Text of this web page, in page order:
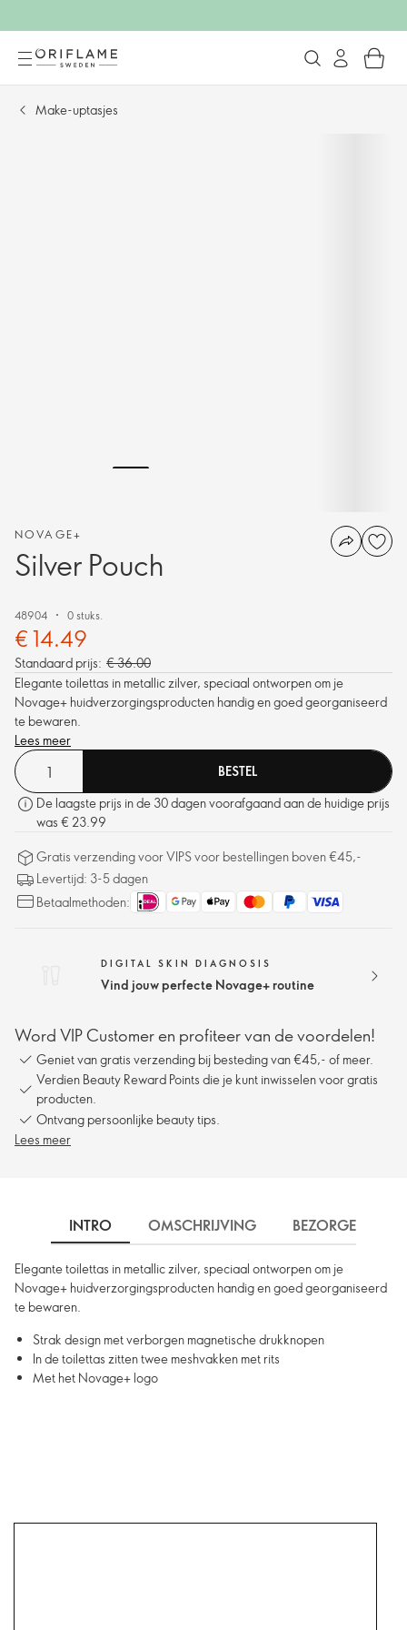
Make-uptasjes​
NOVAGE+
Silver Pouch
48904 0 stuks.
€ 14.49
Standaard prijs: € 36.00
Elegante toilettas in metallic zilver, speciaal ontworpen om je
Novage+ huidverzorgingsproducten handig en goed georganiseerd
te bewaren.
Lees meer
BESTEL
De laagste prijs in de 30 dagen voorafgaand aan de huidige prijs
was € 23.99
Gratis verzending voor VIPS voor bestellingen boven €45,-
Levertijd: 3-5 dagen
Betaalmethoden:
DIGITAL SKIN DIAGNOSIS
Vind jouw perfecte Novage+ routine
Word VIP Customer en profiteer van de voordelen!
Geniet van gratis verzending bij besteding van €45,- of meer.
Verdien Beauty Reward Points die je kunt inwisselen voor gratis
producten.
Ontvang persoonlijke beauty tips.
Lees meer
INTRO OMSCHRIJVING BEZORGEN
Elegante toilettas in metallic zilver, speciaal ontworpen om je
Novage+ huidverzorgingsproducten handig en goed georganiseerd
te bewaren.
Strak design met verborgen magnetische drukknopen
In de toilettas zitten twee meshvakken met rits
Met het Novage+ logo